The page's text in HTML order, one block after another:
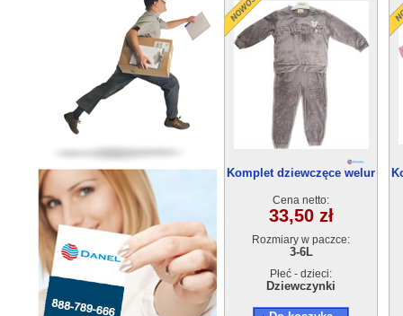
Komplet dziewczęce welur
Cena netto:
33,50 zł
Rozmiary w paczce:
3-6L
Płeć - dzieci:
Dziewczynki